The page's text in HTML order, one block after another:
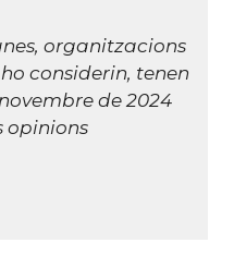
organitzacions
considerin, tenen
de 2024
opinions